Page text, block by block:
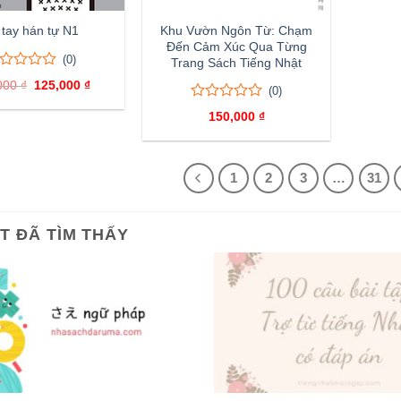
hán tự N1
(0)
₫ Giá
là:
125,000₫
tại
Khu Vườn Ngôn Từ: Chạm
Đến Cảm Xúc Qua Từng
Trang Sách Tiếng Nhật
trên
5
giá
(0)
150,000 ₫
1 2 3 … 31
ĐÃ TÌM THẤY